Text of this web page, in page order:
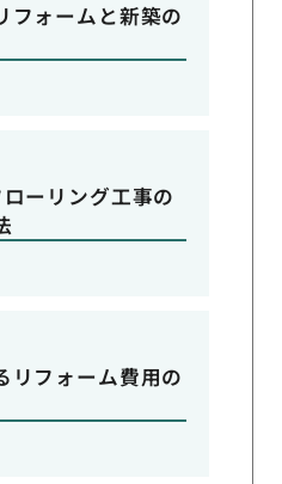
フォームと新築の
ーリング工事の
リフォーム費用の